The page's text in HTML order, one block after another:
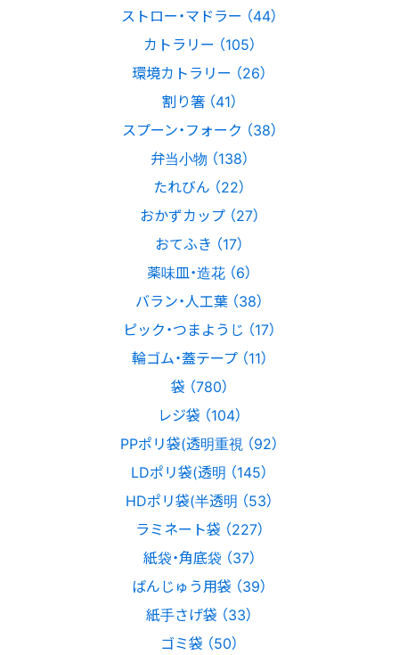
ストロー・マドラー （44）
カトラリー （105）
環境カトラリー （26）
割り箸 （41）
スプーン・フォーク （38）
弁当小物 （138）
たれびん （22）
おかずカップ （27）
おてふき （17）
薬味皿・造花 （6）
バラン・人工葉 （38）
ピック・つまようじ （17）
輪ゴム・蓋テープ （11）
袋 （780）
レジ袋 （104）
PPポリ袋(透明重視 （92）
LDポリ袋(透明 （145）
HDポリ袋(半透明 （53）
ラミネート袋 （227）
紙袋・角底袋 （37）
ばんじゅう用袋 （39）
紙手さげ袋 （33）
ゴミ袋 （50）